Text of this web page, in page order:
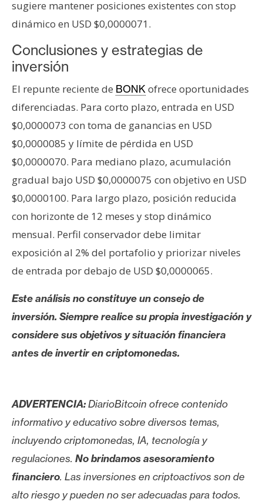
sugiere mantener posiciones existentes con stop
dinámico en USD $0,0000071.
Conclusiones y estrategias de
inversión
El repunte reciente de BONK ofrece oportunidades
diferenciadas. Para corto plazo, entrada en USD
$0,0000073 con toma de ganancias en USD
$0,0000085 y límite de pérdida en USD
$0,0000070. Para mediano plazo, acumulación
gradual bajo USD $0,0000075 con objetivo en USD
$0,0000100. Para largo plazo, posición reducida
con horizonte de 12 meses y stop dinámico
mensual. Perfil conservador debe limitar
exposición al 2% del portafolio y priorizar niveles
de entrada por debajo de USD $0,0000065.
Este análisis no constituye un consejo de
inversión. Siempre realice su propia investigación y
considere sus objetivos y situación financiera
antes de invertir en criptomonedas.
ADVERTENCIA:DiarioBitcoin ofrece contenido
informativo y educativo sobre diversos temas,
incluyendo criptomonedas, IA, tecnología y
regulaciones. No brindamos asesoramiento
financiero. Las inversiones en criptoactivos son de
alto riesgo y pueden no ser adecuadas para todos.